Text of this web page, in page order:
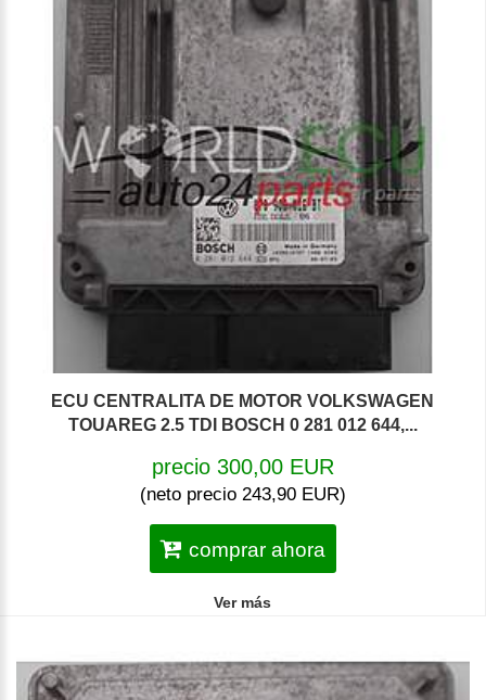
ECU CENTRALITA DE MOTOR VOLKSWAGEN
TOUAREG 2.5 TDI BOSCH 0 281 012 644,...
precio 300,00 EUR
(neto precio 243,90 EUR)
comprar ahora
Ver más